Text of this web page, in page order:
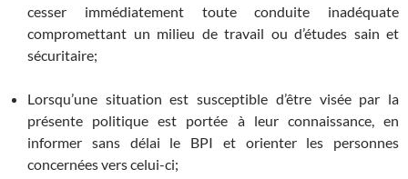
cesser immédiatement toute conduite inadéquate
compromettant un milieu de travail ou d’études sain et
sécuritaire;
Lorsqu’une situation est susceptible d’être visée par la
présente politique est portée à leur connaissance, en
informer sans délai le BPI et orienter les personnes
concernées vers celui-ci;